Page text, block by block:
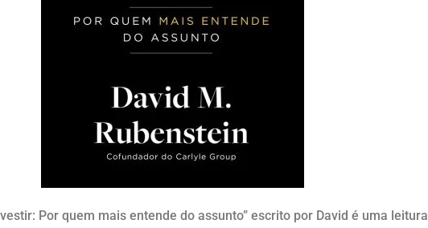
Por quem mais entende do assunto” escrito por David é uma leitura